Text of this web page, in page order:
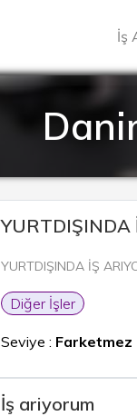
İş
YURTDIŞINDA
YURTDIŞINDA İŞ
Diğer İşler
Seviye : Farketmez
İş ariyorum